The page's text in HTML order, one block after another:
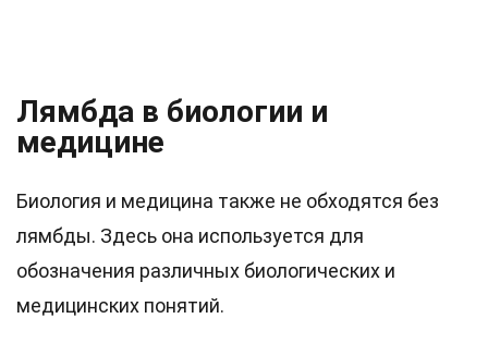
Лямбда в биологии и
медицине
Биология и медицина также не обходятся без
лямбды. Здесь она используется для
обозначения различных биологических и
медицинских понятий.